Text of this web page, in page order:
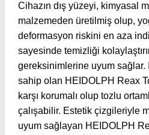
Cihazın dış yüzeyi, kimyasal
malzemeden üretilmiş olup,
deformasyon riskini en aza
sayesinde temizliği
gereksinimlerine uyum sağlar.
sahip olan HEIDOLPH Reax
karşı korumalı olup tozlu
çalışabilir. Estetik çizgileriyle
uyum sağlayan HEIDOLPH